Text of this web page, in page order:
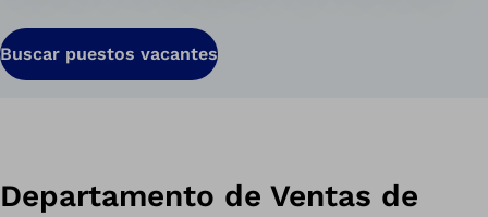
Buscar puestos vacantes
Departamento de Ventas de